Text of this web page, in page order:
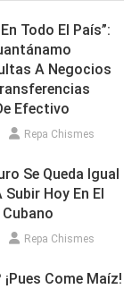
Tennessee
Todo El País”:
A Negocios
Efectivo
Repa Chismes
Se Queda Igual
Hoy En El
Repa Chismes
Come Maíz!